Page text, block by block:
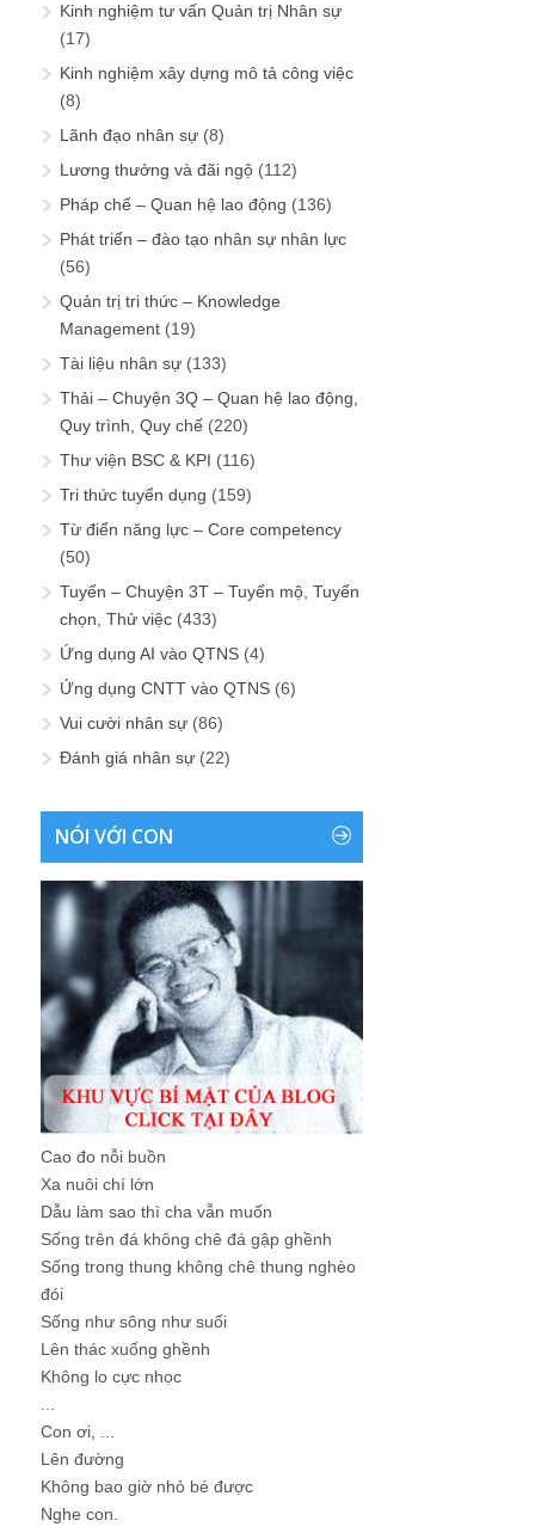
Kinh nghiệm tư vấn Quản trị Nhân sự
(17)
Kinh nghiệm xây dựng mô tả công việc
(8)
Lãnh đạo nhân sự (8)
Lương thưởng và đãi ngộ (112)
Pháp chế – Quan hệ lao động (136)
Phát triển – đào tạo nhân sự nhân lực
(56)
Quản trị tri thức – Knowledge
Management (19)
Tài liệu nhân sự (133)
Thải – Chuyện 3Q – Quan hệ lao động,
Quy trình, Quy chế (220)
Thư viện BSC & KPI (116)
Tri thức tuyển dụng (159)
Từ điển năng lực – Core competency
(50)
Tuyển – Chuyện 3T – Tuyển mộ, Tuyển
chọn, Thử việc (433)
Ứng dụng AI vào QTNS (4)
Ứng dụng CNTT vào QTNS (6)
Vui cười nhân sự (86)
Đánh giá nhân sự (22)
NÓI VỚI CON
Cao đo nỗi buồn
Xa nuôi chí lớn
Dẫu làm sao thì cha vẫn muốn
Sống trên đá không chê đá gập ghềnh
Sống trong thung không chê thung nghèo
đói
Sống như sông như suối
Lên thác xuống ghềnh
Không lo cực nhọc
...
Con ơi, ...
Lên đường
Không bao giờ nhỏ bé được
Nghe con.